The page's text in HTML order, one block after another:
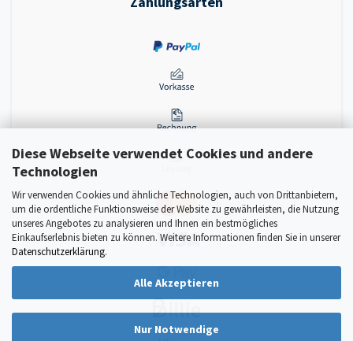
Diese Webseite verwendet Cookies und andere
Technologien
Wir verwenden Cookies und ähnliche Technologien, auch von Drittanbietern,
um die ordentliche Funktionsweise der Website zu gewährleisten, die Nutzung
unseres Angebotes zu analysieren und Ihnen ein bestmögliches
Einkaufserlebnis bieten zu können. Weitere Informationen finden Sie in unserer
Datenschutzerklärung.
Alle Akzeptieren
Nur Notwendige